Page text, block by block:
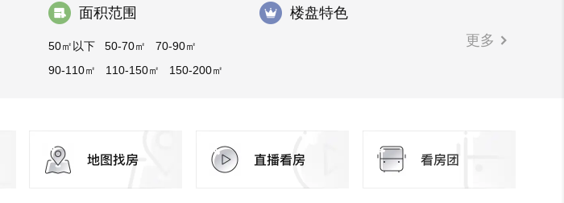
面积范围
50㎡以下 50-70㎡
70-90㎡
90-110㎡
110-150㎡
150-200㎡
楼盘特色
更多